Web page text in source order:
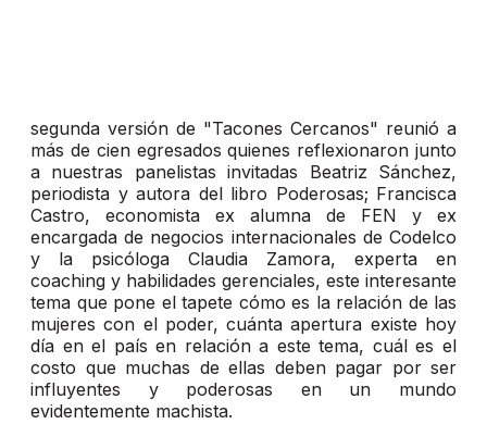
segunda versión de "Tacones Cercanos" reunió a
más de cien egresados quienes reflexionaron junto
a nuestras panelistas invitadas Beatriz Sánchez,
periodista y autora del libro Poderosas; Francisca
Castro, economista ex alumna de FEN y ex
encargada de negocios internacionales de Codelco
y la psicóloga Claudia Zamora, experta en
coaching y habilidades gerenciales, este interesante
tema que pone el tapete cómo es la relación de las
mujeres con el poder, cuánta apertura existe hoy
día en el país en relación a este tema, cuál es el
costo que muchas de ellas deben pagar por ser
influyentes y poderosas en un mundo
evidentemente machista.